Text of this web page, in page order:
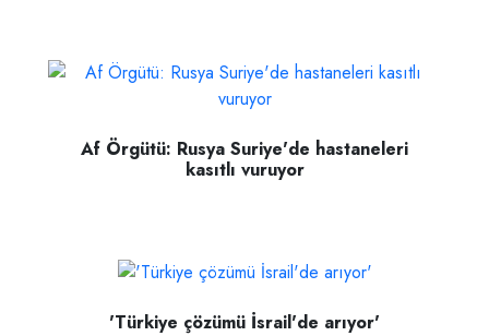
Af Örgütü: Rusya Suriye'de hastaneleri
kasıtlı vuruyor
'Türkiye çözümü İsrail'de arıyor'